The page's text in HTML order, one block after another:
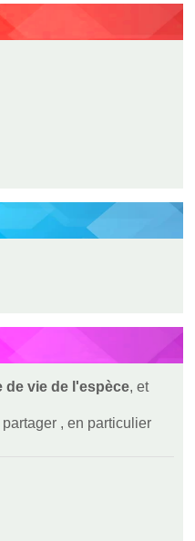
de vie de l'espèce, et
, en particulier